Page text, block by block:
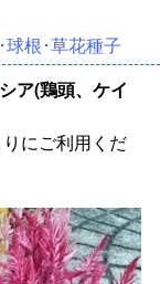
根･草花種子
ア(鶏頭、ケイ
にご利用くだ